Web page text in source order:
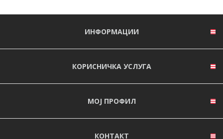
ИНФОРМАЦИИ
КОРИСНИЧКА УСЛУГА
МОЈ ПРОФИЛ
КОНТАКТ